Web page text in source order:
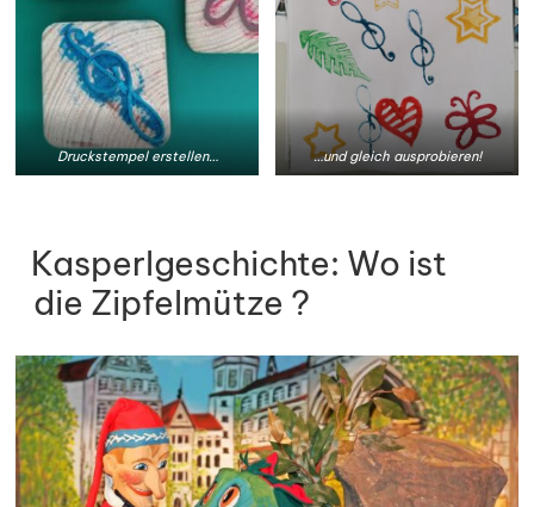
Druckstempel erstellen… …und gleich ausprobieren!
Kasperlgeschichte: Wo ist
die Zipfelmütze ?